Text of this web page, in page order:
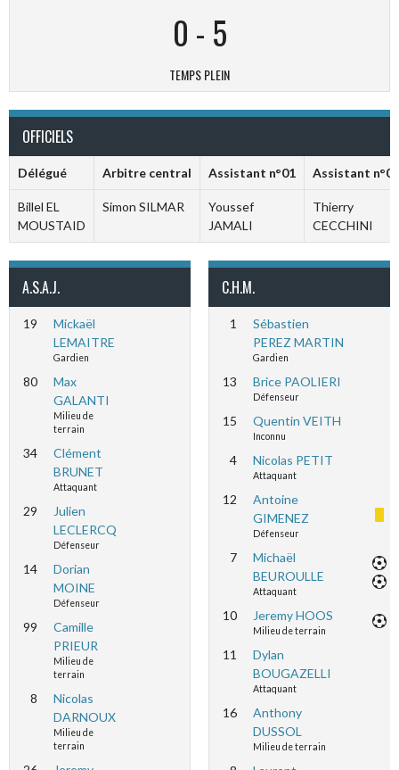
0 - 5
TEMPS PLEIN
OFFICIELS
Délégué Arbitre central Assistant n°01 Assistant n°02
Billel EL
MOUSTAID
Simon SILMAR
Youssef
JAMALI
Thierry
CECCHINI
A.S.A.J.
19
Mickaël
LEMAITRE
Gardien
80
Max
GALANTI
Milieu de
terrain
34
Clément
BRUNET
Attaquant
29
Julien
LECLERCQ
Défenseur
14
Dorian
MOINE
Défenseur
99
Camille
PRIEUR
Milieu de
terrain
8
Nicolas
DARNOUX
Milieu de
terrain
C.H.M.
1
Sébastien
PEREZ MARTIN
Gardien
13 Brice PAOLIERI
Défenseur
15 Quentin VEITH
Inconnu
4 Nicolas PETIT
Attaquant
12
Antoine
GIMENEZ
Défenseur
7
Michaël
BEUROULLE
Attaquant
10 Jeremy HOOS
Milieu de terrain
11
Dylan
BOUGAZELLI
Attaquant
16
Anthony
DUSSOL
Milieu de terrain